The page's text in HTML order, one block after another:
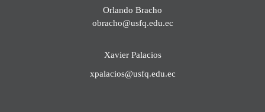
Orlando Bracho
obracho@usfq.edu.ec
Xavier Palacios
xpalacios@usfq.edu.ec